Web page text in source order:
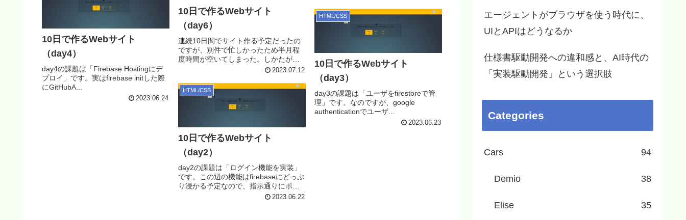
10日で作るWebサイト
（day6）
連続10日間でサイト作る予定だったの
ですが、別件で忙しかったため半月程
度時間が空いてしまった。しかたがな
2023.07.12
10日で作るWebサイト
（day4）
day4の課題は「Firebase Hostingにデ
プロイ」です。実はfirebase initした際
にGitHubA...
2023.06.24
HTML/CSS
10日で作るWebサイト
（day3）
day3の課題は「ユーザをfirestoreで管
理」です。なのですが、google
authenticationでユーザ...
2023.06.23
HTML/CSS
10日で作るWebサイト
（day2）
day2の課題は「ログイン機能を実装」
です。この辺の機能はfirebaseにどっぷ
り浸かる予定なので、指示通りにポチ
2023.06.22
エージェントがブラウザを使う時代に、
UIとAPIはどうなるか
仕様書駆動開発への違和感と、AI時代の
「実装駆動開発」という選択肢
Categories
Cars 94
Demio 38
Elise 35